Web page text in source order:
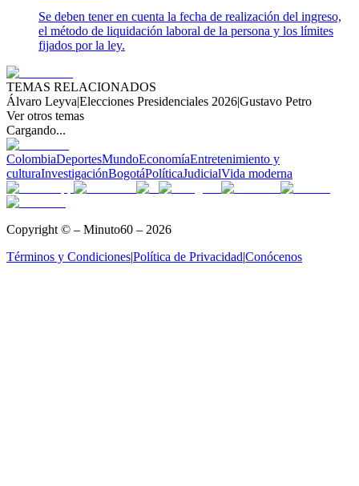
Se deben tener en cuenta la fecha de realización del ingreso,
el método de liquidación laboral de la persona y los límites
fijados por la ley.
TEMAS RELACIONADOS
Álvaro Leyva|Elecciones Presidenciales 2026|Gustavo Petro
Ver otros temas
Cargando...
ColombiaDeportesMundoEconomíaEntretenimiento y
culturaInvestigaciónBogotáPolíticaJudicialVida moderna
Copyright © – Minuto60 – 2026
Términos y Condiciones|Política de Privacidad|Conócenos